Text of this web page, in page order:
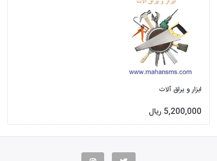
ابزار و یراق آلات
5,200,000 ریال